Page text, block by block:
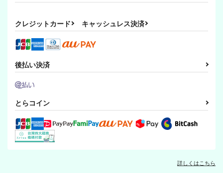
クレジットカード キャッシュレス決済
後払い決済
とらコイン
詳しくはこちら